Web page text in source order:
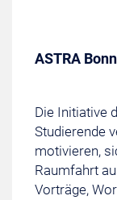
ASTRA Bonn
Die Initiative
Studierende
motivieren,
Raumfahrt
Vorträge,